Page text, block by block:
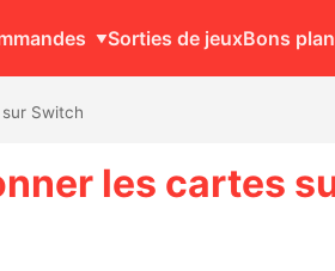
Sorties de jeuxBons
Switch
les cartes